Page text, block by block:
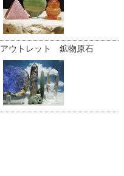
アウトレット 鉱物原石